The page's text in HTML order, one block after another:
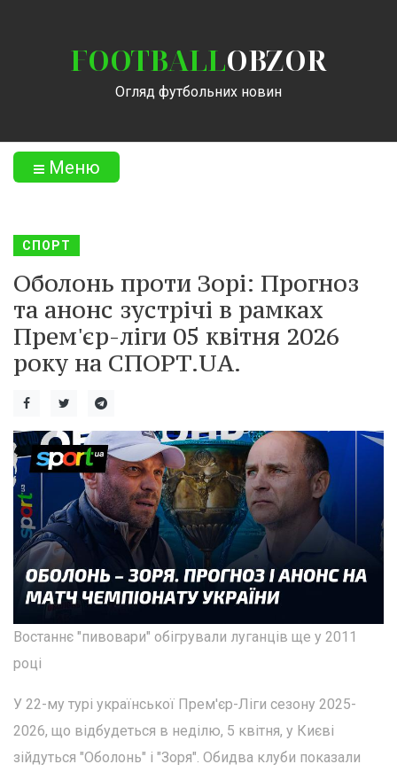
FOOTBALLOBZOR
Огляд футбольних новин
Меню
СПОРТ
Оболонь проти Зорі: Прогноз
та анонс зустрічі в рамках
Прем'єр-ліги 05 квітня 2026
року на СПОРТ.UA.
Востаннє "пивовари" обігрували луганців ще у 2011
році
У 22-му турі української Прем'єр-Ліги сезону 2025-
2026, що відбудеться в неділю, 5 квітня, у Києві
зійдуться "Оболонь" і "Зоря". Обидва клуби показали